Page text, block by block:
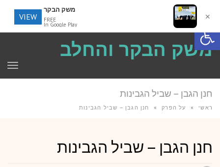
פתח סרגל נגישות
משק הבקר והחלב
חנן הגבן – שביל הגבינות
ראשי » על הפרק » חנן הגבן – שביל הגבינות
חנן הגבן – שביל הגבינות
✕
משק הבקר
FREE
In Google Play
VIEW